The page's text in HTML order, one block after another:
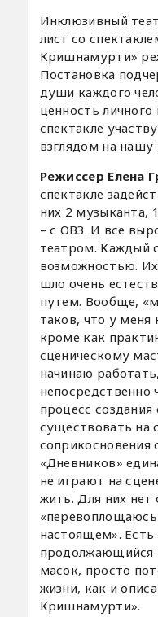
Инклюзивный
лист со
Кришнамурти»
Постановка
души каждого
ценность
спектакле
взглядом на нашу
Режиссер Елена
спектакле
них 2 музыканта,
– с ОВЗ. И все
театром. Каждый
возможностью. Их
шло очень
путем. Вообще,
таков, что у меня
кроме как
сценическому
начинаю
непосредственно
процесс создания
существовать на
соприкосновения
«Дневников»
не играют на
жить. Для них нет
настоящем». Есть
продолжающийся
масок, просто
жизни, как и
Кришнамурти».